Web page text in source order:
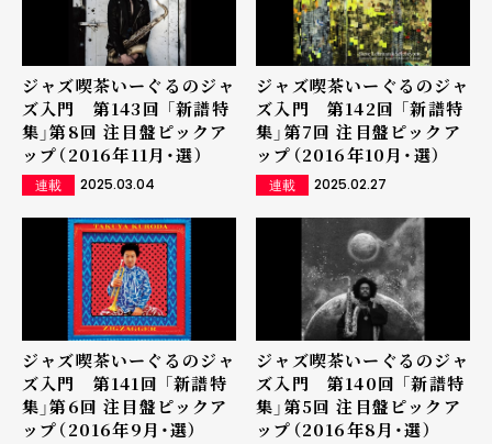
ジャズ喫茶いーぐるのジャ
ズ入門 第143回 「新譜特
集」第8回 注目盤ピックア
ップ（2016年11月・選）
連載 2025.03.04
ジャズ喫茶いーぐるのジャ
ズ入門 第142回 「新譜特
集」第7回 注目盤ピックア
ップ（2016年10月・選）
連載 2025.02.27
ジャズ喫茶いーぐるのジャ
ズ入門 第141回 「新譜特
集」第6回 注目盤ピックア
ップ（2016年9月・選）
ジャズ喫茶いーぐるのジャ
ズ入門 第140回 「新譜特
集」第5回 注目盤ピックア
ップ（2016年8月・選）